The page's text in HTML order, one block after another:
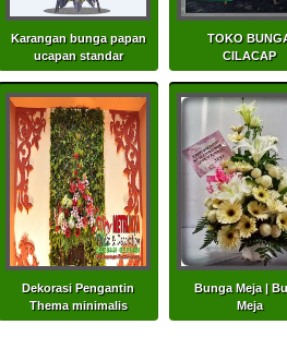
Karangan bunga papan
ucapan standar
TOKO
CILACAP
Dekorasi Pengantin
Thema minimalis
Bunga Meja |
Meja